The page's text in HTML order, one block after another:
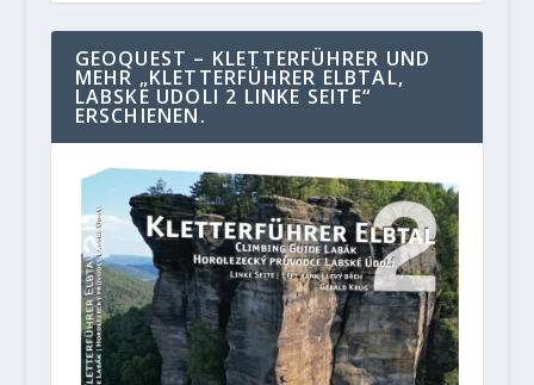
GEOQUEST – KLETTERFÜHRER UND
MEHR „KLETTERFÜHRER ELBTAL,
LABSKE UDOLI 2 LINKE SEITE“
ERSCHIENEN.